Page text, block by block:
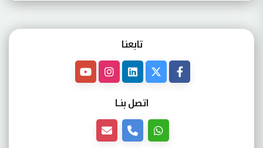
تابعنـا
اتصل بنــا